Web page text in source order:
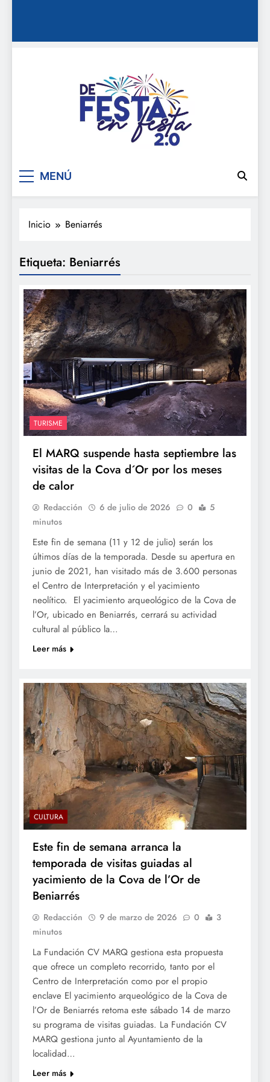
De festa en festa 2.0
MENÚ
Inicio Beniarrés
Etiqueta: Beniarrés
TURISME
El MARQ suspende hasta septiembre las
visitas de la Cova d´Or por los meses
de calor
Redacción 6 de julio de 2026 0
5
minutos
Este fin de semana (11 y 12 de julio) serán los
últimos días de la temporada. Desde su apertura en
junio de 2021, han visitado más de 3.600 personas
el Centro de Interpretación y el yacimiento
neolítico. El yacimiento arqueológico de la Cova de
l’Or, ubicado en Beniarrés, cerrará su actividad
cultural al público la…
Leer más
CULTURA
Este fin de semana arranca la
temporada de visitas guiadas al
yacimiento de la Cova de l’Or de
Beniarrés
Redacción 9 de marzo de 2026 0
3
minutos
La Fundación CV MARQ gestiona esta propuesta
que ofrece un completo recorrido, tanto por el
Centro de Interpretación como por el propio
enclave El yacimiento arqueológico de la Cova de
l’Or de Beniarrés retoma este sábado 14 de marzo
su programa de visitas guiadas. La Fundación CV
MARQ gestiona junto al Ayuntamiento de la
localidad…
Leer más